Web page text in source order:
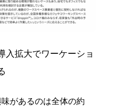
入拡大でワーケーショ
があるのは全体の約